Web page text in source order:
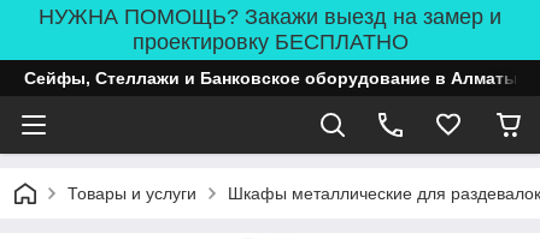
НУЖНА ПОМОЩЬ? Закажи выезд на замер и
проектировку БЕСПЛАТНО
Сейфы, Стеллажи и Банковское оборудование в Алматы
Товары и услуги Шкафы металлические для раздевалок